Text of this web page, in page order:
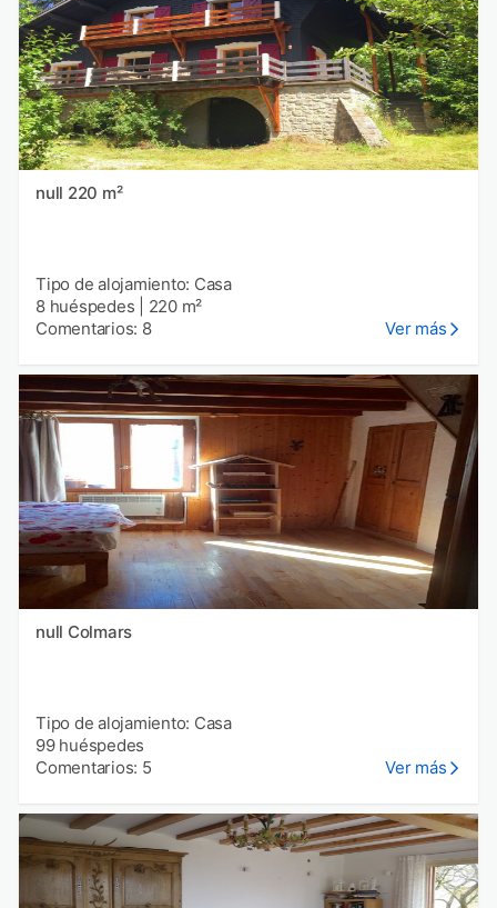
null 220 m²
Tipo de alojamiento: Casa
8 huéspedes
220 m²
Comentarios: 8
Ver más
null Colmars
Tipo de alojamiento: Casa
99 huéspedes
Comentarios: 5
Ver más